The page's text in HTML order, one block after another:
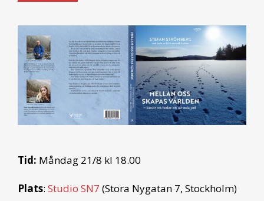
Tid: Måndag 21/8 kl 18.00
Plats: Studio SN7 (Stora Nygatan 7, Stockholm)